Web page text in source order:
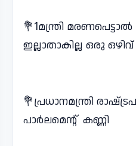
💐1മന്ത്രി മരണപെട്ടാൽ
ഇല്ലാതാകില്ല ഒരു
💐പ്രധാനമന്ത്രി
പാർലമെന്റ് കണ്ണി